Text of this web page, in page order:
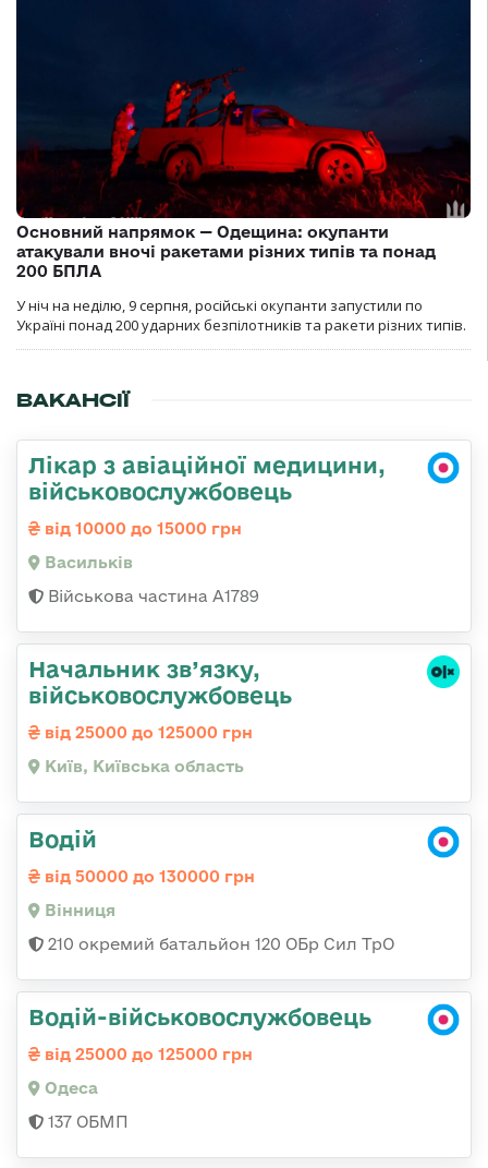
Основний напрямок — Одещина: окупанти
атакували вночі ракетами різних типів та понад
200 БПЛА
У ніч на неділю, 9 серпня, російські окупанти запустили по
Україні понад 200 ударних безпілотників та ракети різних типів.
ВАКАНСІЇ
Лікар з авіаційної медицини,
військовослужбовець
від 10000 до 15000 грн
Васильків
Військова частина А1789
Начальник зв’язку,
військовослужбовець
від 25000 до 125000 грн
Київ, Київська область
Водій
від 50000 до 130000 грн
Вінниця
210 окремий батальйон 120 ОБр Сил ТрО
Водій-військовослужбовець
від 25000 до 125000 грн
Одеса
137 ОБМП